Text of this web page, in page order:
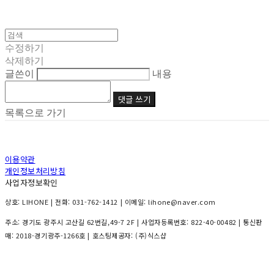
수정하기
삭제하기
글쓴이
내용
댓글 쓰기
목록으로 가기
이용약관
개인정보처리방침
사업자정보확인
상호: LIHONE | 전화: 031-762-1412 | 이메일: lihone@naver.com
주소: 경기도 광주시 고산길 62번길,49-7 2F | 사업자등록번호: 822-40-00482 | 통신판
매: 2018-경기광주-1266호 | 호스팅제공자: (주)식스샵